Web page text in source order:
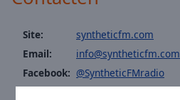
Area
Color
Opacity
Site:
syntheticfm.com
Email:
info@syntheticfm.com
Facebook: @SyntheticFMradio